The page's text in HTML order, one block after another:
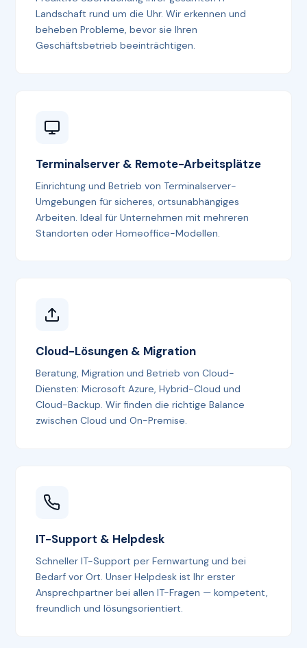
Landschaft rund um die Uhr. Wir erkennen und
beheben Probleme, bevor sie Ihren
Geschäftsbetrieb beeinträchtigen.
Terminalserver & Remote-Arbeitsplätze
Einrichtung und Betrieb von Terminalserver-
Umgebungen für sicheres, ortsunabhängiges
Arbeiten. Ideal für Unternehmen mit mehreren
Standorten oder Homeoffice-Modellen.
Cloud-Lösungen & Migration
Beratung, Migration und Betrieb von Cloud-
Diensten: Microsoft Azure, Hybrid-Cloud und
Cloud-Backup. Wir finden die richtige Balance
zwischen Cloud und On-Premise.
IT-Support & Helpdesk
Schneller IT-Support per Fernwartung und bei
Bedarf vor Ort. Unser Helpdesk ist Ihr erster
Ansprechpartner bei allen IT-Fragen — kompetent,
freundlich und lösungsorientiert.